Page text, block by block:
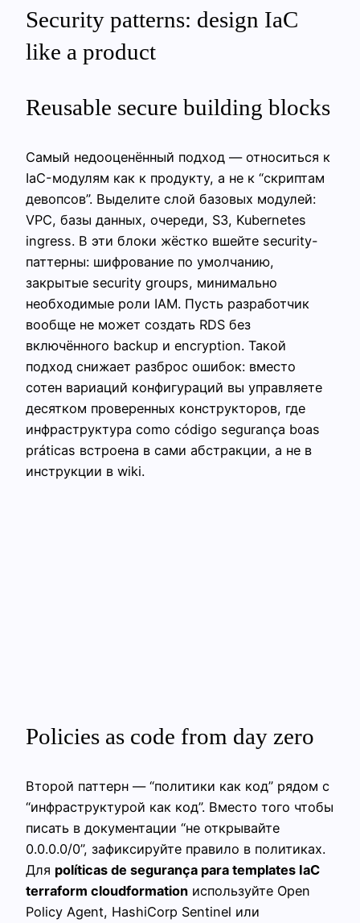
Security patterns: design IaC
like a product
Reusable secure building blocks
Самый недооценённый подход — относиться к
IaC-модулям как к продукту, а не к “скриптам
девопсов”. Выделите слой базовых модулей:
VPC, базы данных, очереди, S3, Kubernetes
ingress. В эти блоки жёстко вшейте security-
паттерны: шифрование по умолчанию,
закрытые security groups, минимально
необходимые роли IAM. Пусть разработчик
вообще не может создать RDS без
включённого backup и encryption. Такой
подход снижает разброс ошибок: вместо
сотен вариаций конфигураций вы управляете
десятком проверенных конструкторов, где
инфраструктура como código segurança boas
práticas встроена в сами абстракции, а не в
инструкции в wiki.
Policies as code from day zero
Второй паттерн — “политики как код” рядом с
“инфраструктурой как код”. Вместо того чтобы
писать в документации “не открывайте
0.0.0.0/0”, зафиксируйте правило в политиках.
Для políticas de segurança para templates IaC
terraform cloudformation используйте Open
Policy Agent, HashiCorp Sentinel или